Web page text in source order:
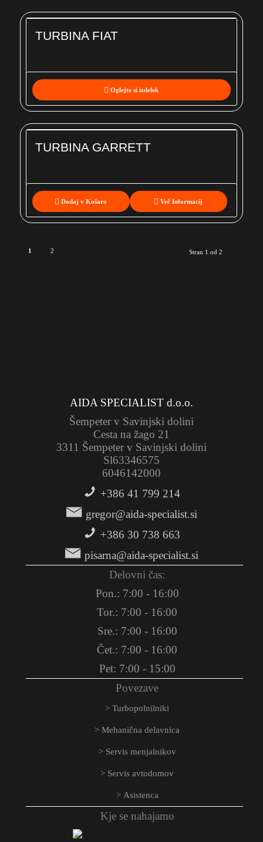
TURBINA FIAT
Oglejte si izdelek
TURBINA GARRETT
Dodaj v Košaro Več Informacij
Stran 1 od 2
1 2
AIDA SPECIALIST d.o.o.
Šempeter v Savinjski dolini
Cesta na žago 21
3311 Šempeter v Savinjski dolini
Sl63346575
6046142000
+386 41 799 214
gregor@aida-specialist.si
+386 30 738 663
pisarna@aida-specialist.si
Delovni čas:
Pon.: 7:00 - 16:00
Tor.: 7:00 - 16:00
Sre.: 7:00 - 16:00
Čet.: 7:00 - 16:00
Pet: 7:00 - 15:00
Povezave
Turbopolnilniki
Mehanična delavnica
Servis menjalnikov
Servis avtodomov
Asistenca
Kje se nahajamo